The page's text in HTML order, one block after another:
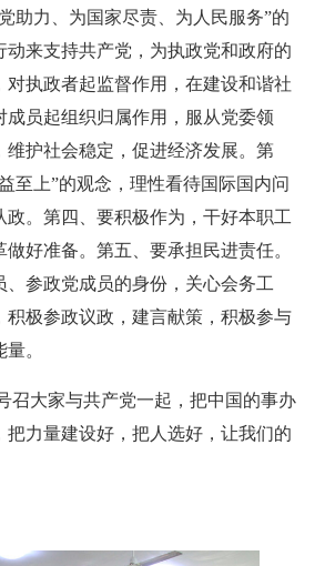
助力、为国家尽责、为人民服务”的
动来支持共产党，为执政党和政府的
对执政者起监督作用，在建设和谐社
成员起组织归属作用，服从党委领
维护社会稳定，促进经济发展。第
至上”的观念，理性看待国际国内问
政。第四、要积极作为，干好本职工
好准备。第五、要承担民进责任。
、参政党成员的身份，关心会务工
积极参政议政，建言献策，积极参与
。
召大家与共产党一起，把中国的事办
把力量建设好，把人选好，让我们的